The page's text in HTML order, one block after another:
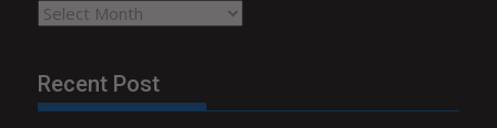
Archives
Recent Post